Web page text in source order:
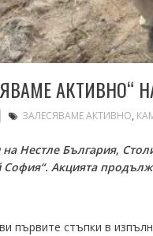
АКТИВНО“
ЗАЛЕСЯВАМЕ АКТИВНО,
Нестле България,
София“. Акцията
първите стъпки в